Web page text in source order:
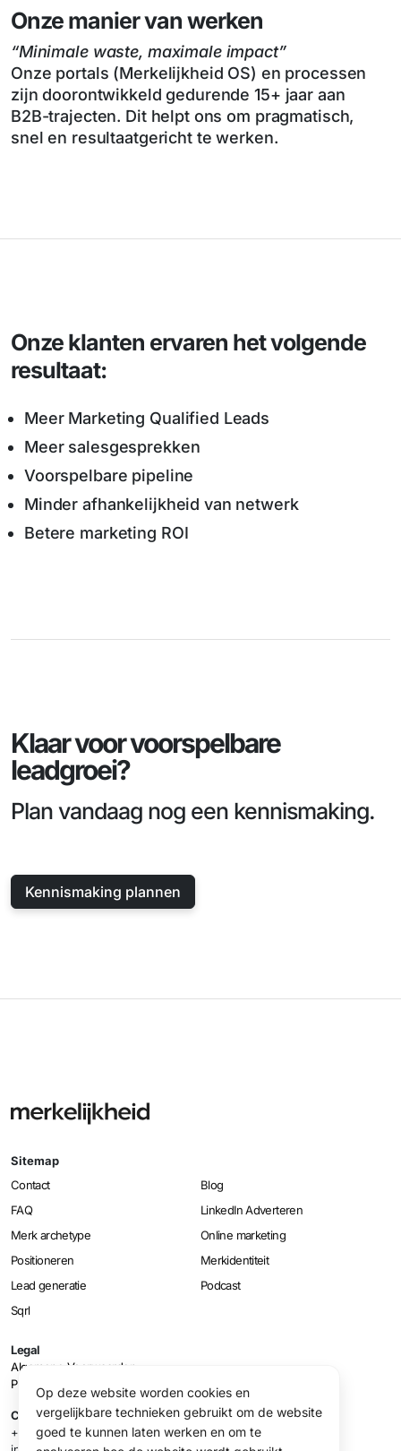
Onze manier van werken
“Minimale waste, maximale impact”
Onze portals (Merkelijkheid OS) en processen
zijn doorontwikkeld gedurende 15+ jaar aan
B2B-trajecten. Dit helpt ons om pragmatisch,
snel en resultaatgericht te werken.
Onze klanten ervaren het volgende
resultaat:
Meer Marketing Qualified Leads
Meer salesgesprekken
Voorspelbare pipeline
Minder afhankelijkheid van netwerk
Betere marketing ROI
Klaar voor voorspelbare
leadgroei?
Plan vandaag nog een kennismaking.
Kennismaking plannen
Sitemap
Contact
Blog
FAQ
LinkedIn Adverteren
Merk archetype
Online marketing
Positioneren
Merkidentiteit
Lead generatie
Podcast
Sqrl
Legal
Algemene Voorwaarden
Privacy Policy
Contact
+31 (0)20 854 01 88
Op deze website worden cookies en
vergelijkbare technieken gebruikt om de website
goed te kunnen laten werken en om te